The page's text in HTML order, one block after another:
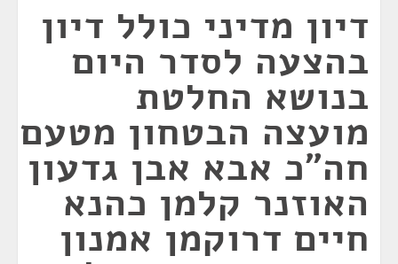
דיון מדיני כולל דיון
בהצעה לסדר היום
בנושא החלטת
מועצה הבטחון מטעם
חה"כ אבא אבן גדעון
האוזנר קלמן כהנא
חיים דרוקמן אמנון